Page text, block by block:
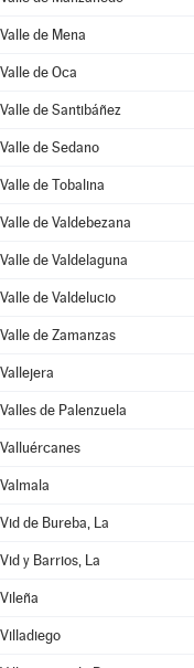
Valle de Mena
Valle de Oca
Valle de Santibáñez
Valle de Sedano
Valle de Tobalina
Valle de Valdebezana
Valle de Valdelaguna
Valle de Valdelucio
Valle de Zamanzas
Vallejera
Valles de Palenzuela
Valluércanes
Valmala
Vid de Bureba, La
Vid y Barrios, La
Vileña
Villadiego